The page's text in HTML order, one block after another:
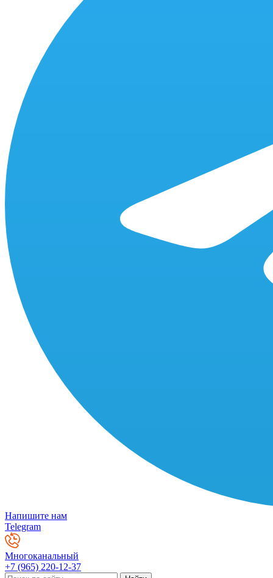
Напишите нам
Telegram
Многоканальный
+7 (965) 220-12-37